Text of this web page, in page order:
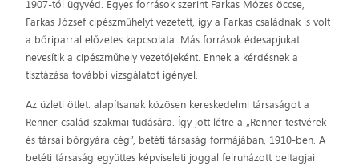
1907-től ügyvéd. Egyes források szerint Farkas Mózes öccse,
Farkas József cipészműhelyt vezetett, így a Farkas családnak is volt
a bőriparral előzetes kapcsolata. Más források édesapjukat
nevesítik a cipészműhely vezetőjeként. Ennek a kérdésnek a
tisztázása további vizsgálatot igényel.
Az üzleti ötlet: alapítsanak közösen kereskedelmi társaságot a
Renner család szakmai tudására. Így jött létre a „Renner testvérek
és társai bőrgyára cég”, betéti társaság formájában, 1910-ben. A
betéti társaság együttes képviseleti joggal felruházott beltagjai